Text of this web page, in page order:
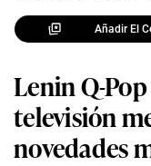
Añadir El
Lenin Q-
televisión
novedades